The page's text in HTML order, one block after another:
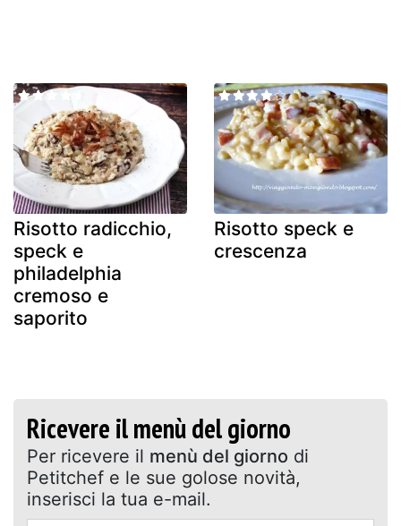
Risotto radicchio,
speck e
philadelphia
cremoso e
saporito
Risotto speck e
crescenza
Ricevere il menù del giorno
Per ricevere il menù del giorno di
Petitchef e le sue golose novità,
inserisci la tua e-mail.